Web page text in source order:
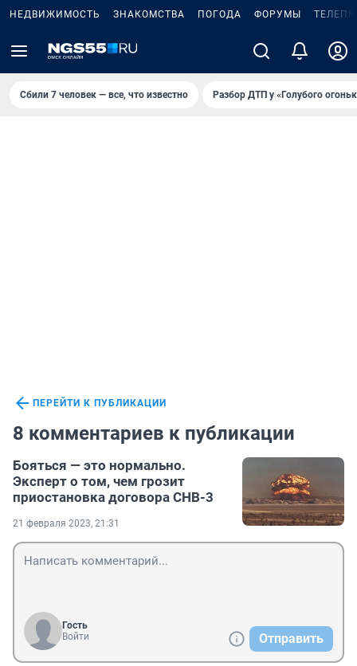
НЕДВИЖИМОСТЬ ЗНАКОМСТВА ПОГОДА ФОРУМЫ
Сбили 7 человек — все, что известно Разбор ДТП у «Голубого
ПЕРЕЙТИ К ПУБЛИКАЦИИ
8 комментариев к публикации
Бояться — это нормально.
Эксперт о том, чем грозит
приостановка договора СНВ-3
21 февраля 2023, 21:31
Гость
Войти
Отправить